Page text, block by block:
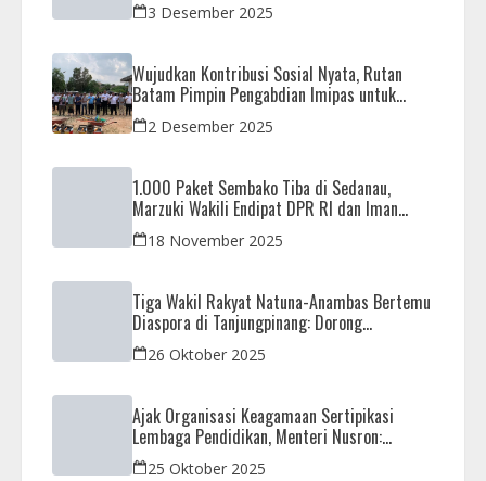
3 Desember 2025
Wujudkan Kontribusi Sosial Nyata, Rutan
Batam Pimpin Pengabdian Imipas untuk
Negeri di Masjid Syahrom Ba’dawi
2 Desember 2025
1.000 Paket Sembako Tiba di Sedanau,
Marzuki Wakili Endipat DPR RI dan Iman
Sutiawan Kawal Reses di Natuna
18 November 2025
Tiga Wakil Rakyat Natuna-Anambas Bertemu
Diaspora di Tanjungpinang: Dorong
Pemekaran Provinsi dan Jamin Pemerataan
Pembangunan
26 Oktober 2025
Ajak Organisasi Keagamaan Sertipikasi
Lembaga Pendidikan, Menteri Nusron:
Sebagai Early Warning System
25 Oktober 2025